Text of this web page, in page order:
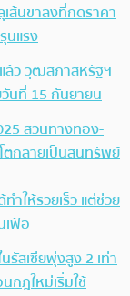
ส้นขาลงที่กดราคา
นแรง
แล้ว วุฒิสภาสหรัฐฯ
นที่ 15 กันยายน
สวนทางทอง-
กลายเป็นสินทรัพย์
ำให้รวยเร็ว แต่ช่วย
เฟ้อ
รัสเซียพุ่งสูง 2 เท่า
กฎใหม่เริ่มใช้